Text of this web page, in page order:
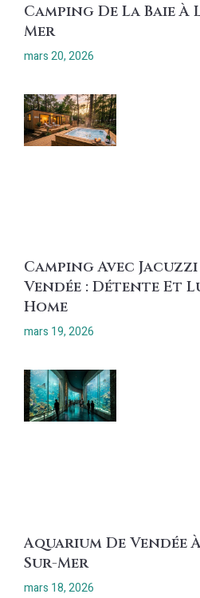
Camping De La Baie
Mer
mars 20, 2026
Camping Avec
Vendée : Détente Et
Home
mars 19, 2026
Aquarium De Vendée
Sur-Mer
mars 18, 2026